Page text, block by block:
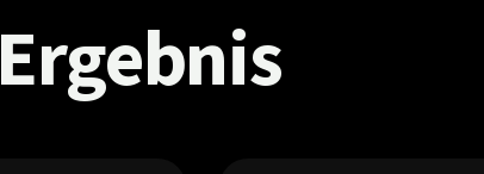
Ergebnis